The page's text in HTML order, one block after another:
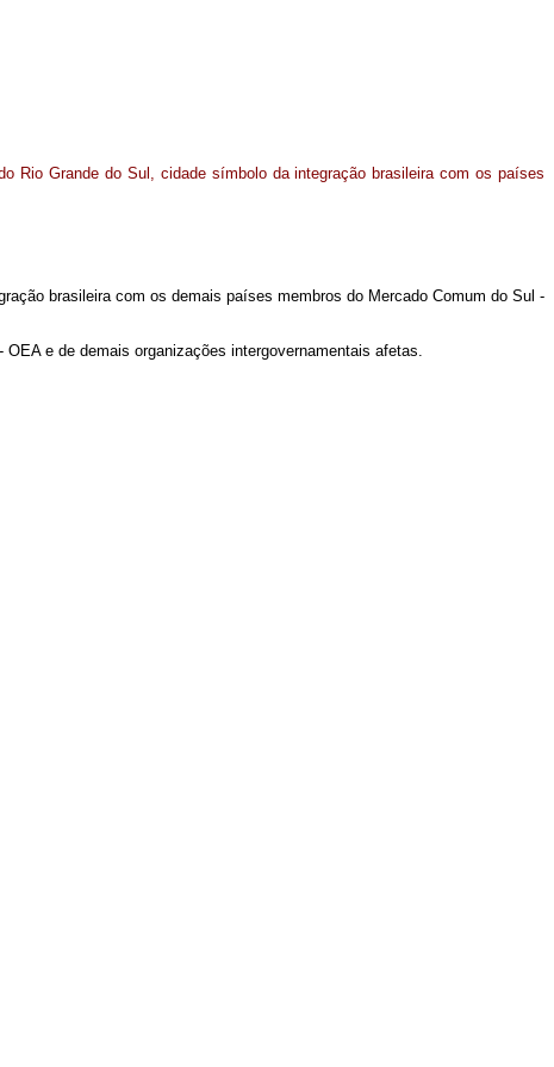
Rio Grande do Sul, cidade símbolo da integração brasileira com os países
brasileira com os demais países membros do Mercado Comum do Sul -
e de demais organizações intergovernamentais afetas.